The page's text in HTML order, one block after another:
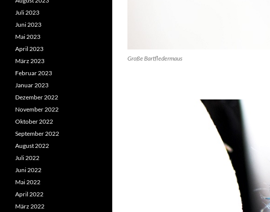
Große Bartfledermaus
Juli 2023
Juni 2023
Mai 2023
April 2023
März 2023
Februar 2023
Januar 2023
Dezember 2022
November 2022
Oktober 2022
September 2022
August 2022
Juli 2022
Juni 2022
Mai 2022
April 2022
März 2022